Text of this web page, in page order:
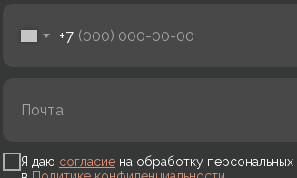
+7
Я даю согласие на обработку